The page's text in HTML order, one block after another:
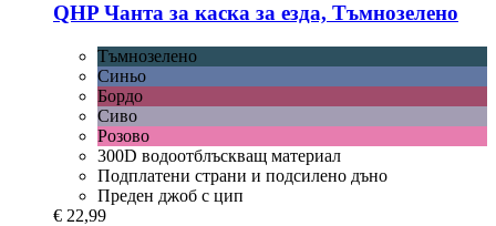
QHP Чанта за каска за езда, Тъмнозелено
Тъмнозелено
Синьо
Бордо
Сиво
Розово
300D водоотблъскващ материал
Подплатени страни и подсилено дъно
Преден джоб с цип
€ 22,99